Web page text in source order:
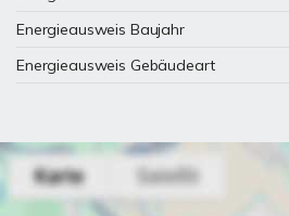
Energieausweis Baujahr
Energieausweis Gebäudeart